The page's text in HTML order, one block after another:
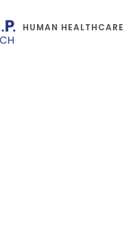
HUMAN HEALTHCARE